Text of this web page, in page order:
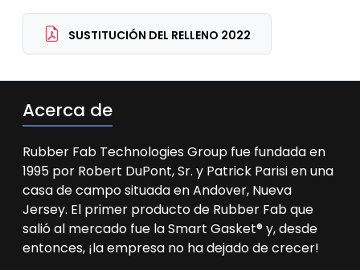
SUSTITUCIÓN DEL RELLENO 2022
Acerca de
Rubber Fab Technologies Group fue fundada en
1995 por Robert DuPont, Sr. y Patrick Parisi en una
casa de campo situada en Andover, Nueva
Jersey. El primer producto de Rubber Fab que
salió al mercado fue la Smart Gasket® y, desde
entonces, ¡la empresa no ha dejado de crecer!